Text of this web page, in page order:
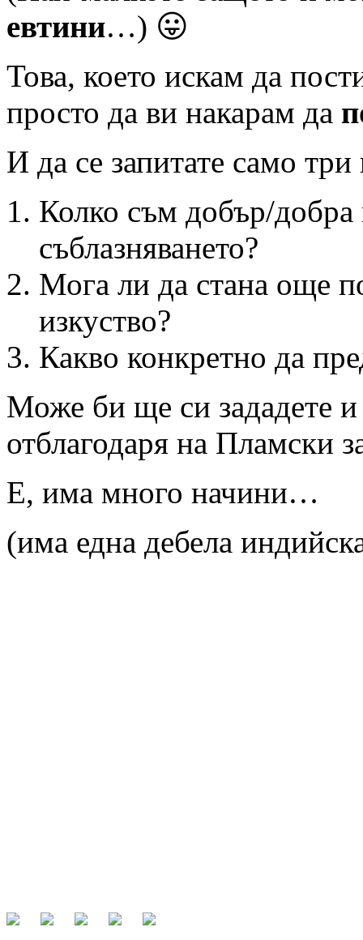
евтини…) 😛
Това, което искам да
просто да ви накарам да
И да се запитате само
Колко съм добър/добра
съблазняването?
Мога ли да стана още
изкуство?
Какво конкретно да
Може би ще си зададете
отблагодаря на Пламски
Е, има много начини…
(има една дебела